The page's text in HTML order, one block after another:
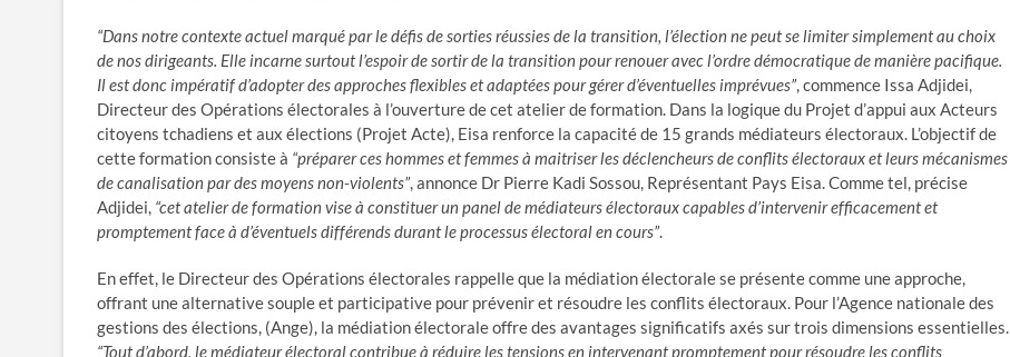
“Dans notre contexte actuel marqué par le défis de sorties réussies de la transition, l’élection ne peut se limiter simplement au choix
de nos dirigeants. Elle incarne surtout l’espoir de sortir de la transition pour renouer avec l’ordre démocratique de manière pacifique.
Il est donc impératif d’adopter des approches flexibles et adaptées pour gérer d’éventuelles imprévues”, commence Issa Adjidei,
Directeur des Opérations électorales à l’ouverture de cet atelier de formation. Dans la logique du Projet d’appui aux Acteurs
citoyens tchadiens et aux élections (Projet Acte), Eisa renforce la capacité de 15 grands médiateurs électoraux. L’objectif de
cette formation consiste à “préparer ces hommes et femmes à maitriser les déclencheurs de conflits électoraux et leurs mécanismes
de canalisation par des moyens non-violents”, annonce Dr Pierre Kadi Sossou, Représentant Pays Eisa. Comme tel, précise
Adjidei, “cet atelier de formation vise à constituer un panel de médiateurs électoraux capables d’intervenir efficacement et
promptement face à d’éventuels différends durant le processus électoral en cours”.
En effet, le Directeur des Opérations électorales rappelle que la médiation électorale se présente comme une approche,
offrant une alternative souple et participative pour prévenir et résoudre les conflits électoraux. Pour l’Agence nationale des
gestions des élections, (Ange), la médiation électorale offre des avantages significatifs axés sur trois dimensions essentielles.
“Tout d’abord, le médiateur électoral contribue à réduire les tensions en intervenant promptement pour résoudre les conflits